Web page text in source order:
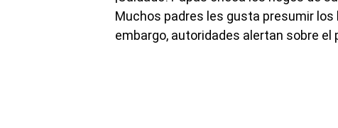
Muchos padres les gusta presumir
embargo, autoridades alertan sobre